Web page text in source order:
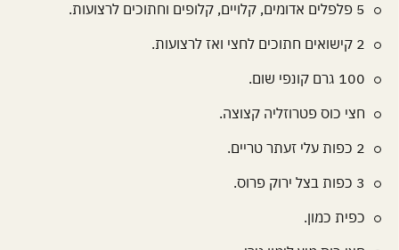
5 פלפלים אדומים, קלויים, קלופים וחתוכים לרצועות.
2 קישואים חתוכים לחצי ואז לרצועות.
100 גרם קונפי שום.
חצי כוס פטרוזליה קצוצה.
2 כפות עלי זעתר טריים.
3 כפות בצל ירוק פרוס.
כפית כמון.